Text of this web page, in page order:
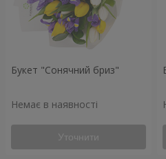
Букет "Сонячний бриз"
Немає в наявності
Уточнити